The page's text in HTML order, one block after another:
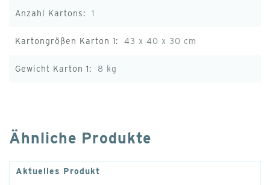
1
43 x 40 x 30 cm
8 kg
Ähnliche Produkte
Aktuelles Produkt